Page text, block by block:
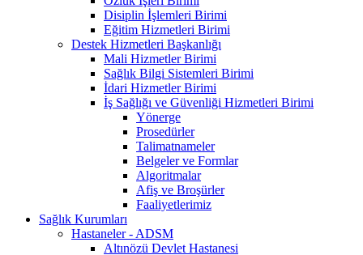
Disiplin İşlemleri Birimi
Eğitim Hizmetleri Birimi
Destek Hizmetleri Başkanlığı
Mali Hizmetler Birimi
Sağlık Bilgi Sistemleri Birimi
İdari Hizmetler Birimi
İş Sağlığı ve Güvenliği Hizmetleri Birimi
Yönerge
Prosedürler
Talimatnameler
Belgeler ve Formlar
Algoritmalar
Afiş ve Broşürler
Faaliyetlerimiz
Sağlık Kurumları
Hastaneler - ADSM
Altınözü Devlet Hastanesi